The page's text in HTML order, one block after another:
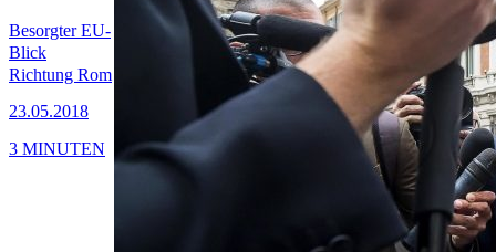
Besorgter EU-
Blick
Richtung Rom
23.05.2018
3 MINUTEN